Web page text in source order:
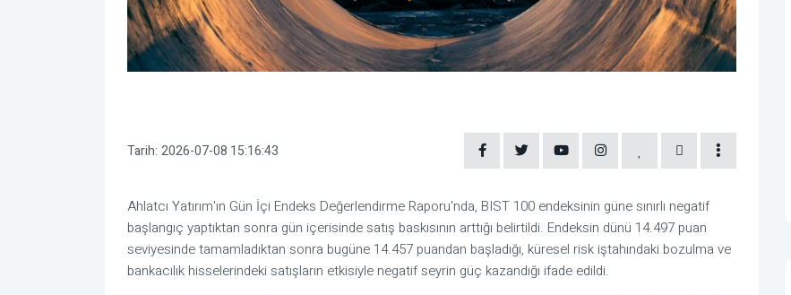
Tarih: 2026-07-08 15:16:43
Ahlatcı Yatırım'ın Gün İçi Endeks Değerlendirme Raporu'nda, BIST 100 endeksinin güne sınırlı negatif
başlangıç yaptıktan sonra gün içerisinde satış baskısının arttığı belirtildi. Endeksin dünü 14.497 puan
seviyesinde tamamladıktan sonra bugüne 14.457 puandan başladığı, küresel risk iştahındaki bozulma ve
bankacılık hisselerindeki satışların etkisiyle negatif seyrin güç kazandığı ifade edildi.